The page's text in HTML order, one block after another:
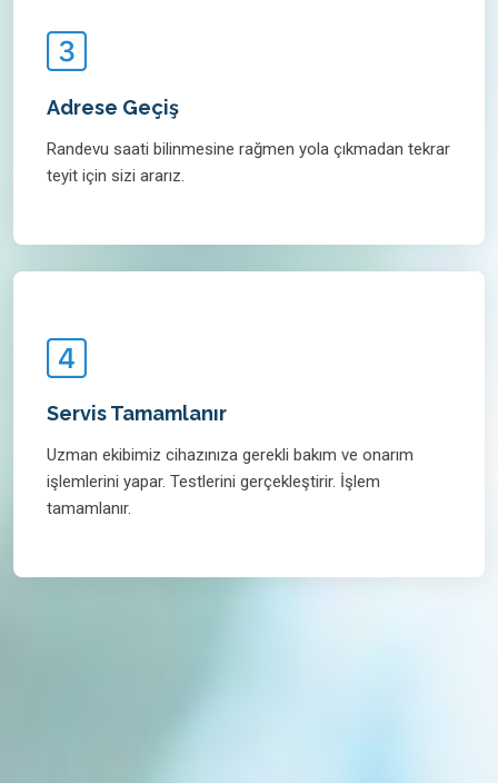
Adrese Geçiş
Randevu saati bilinmesine rağmen yola çıkmadan tekrar
teyit için sizi ararız.
Servis Tamamlanır
Uzman ekibimiz cihazınıza gerekli bakım ve onarım
işlemlerini yapar. Testlerini gerçekleştirir. İşlem
tamamlanır.